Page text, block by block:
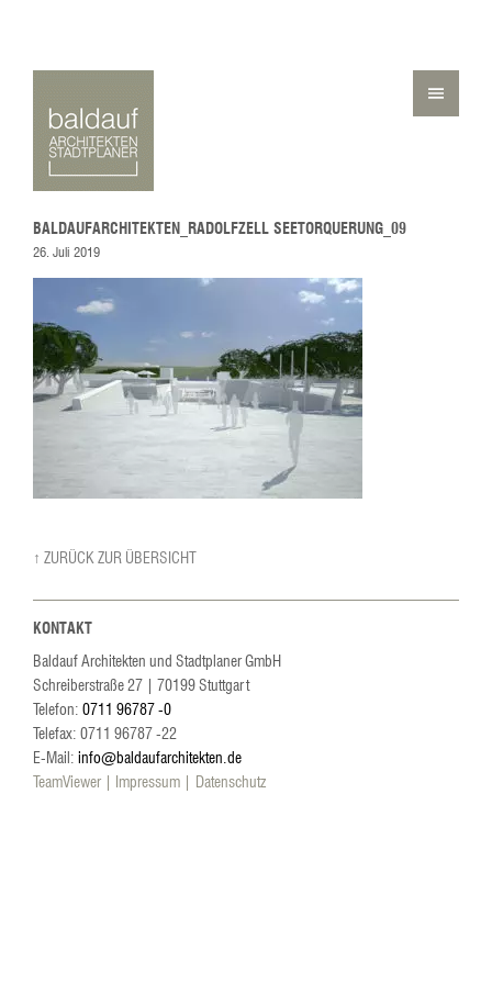
BALDAUFARCHITEKTEN_RADOLFZELL SEETORQUERUNG_09
26. Juli 2019
↑ ZURÜCK ZUR ÜBERSICHT
KONTAKT
Baldauf Architekten und Stadtplaner GmbH
Schreiberstraße 27| 70199Stuttgart
Telefon: 0711 96787 -0
Telefax: 0711 96787 -22
E-Mail: info@baldaufarchitekten.de
TeamViewer
Impressum Datenschutz